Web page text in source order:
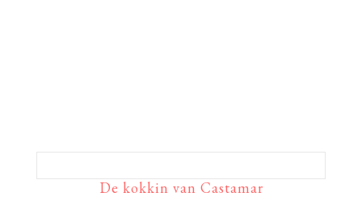
De kokkin van Castamar